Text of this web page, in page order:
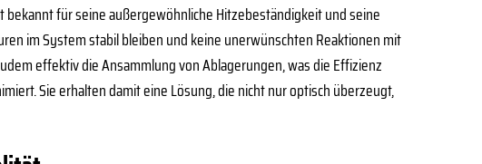
für seine außergewöhnliche Hitzebeständigkeit und seine
im System stabil bleiben und keine unerwünschten Reaktionen mit
effektiv die Ansammlung von Ablagerungen, was die Effizienz
Sie erhalten damit eine Lösung, die nicht nur optisch überzeugt,